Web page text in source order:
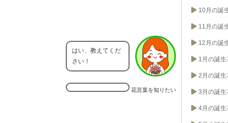
花言葉を知りたい
はい、教えてくだ
さい！
10月の誕
11月の誕
12月の誕
1月の誕生
2月の誕生
3月の誕生
4月の誕生